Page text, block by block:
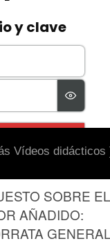
Vídeos didácticos
SOBRE EL
AÑADIDO: